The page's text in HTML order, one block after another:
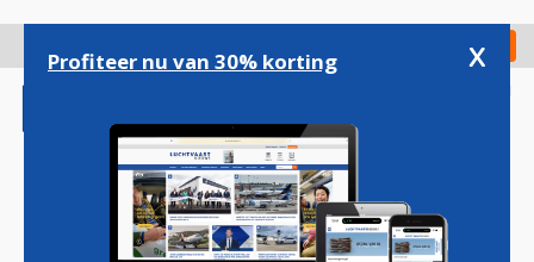
gaan
Check in
Profiteer nu van 30% korting x